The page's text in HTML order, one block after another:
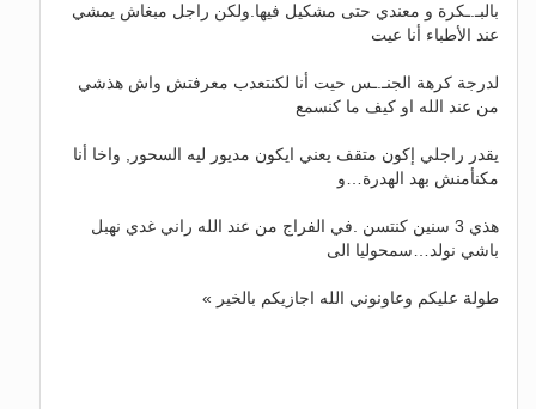
بالبـ.ـكرة و معندي حتى مشكيل فيها.ولكن راجل مبغاش يمشي
عند الأطباء أنا عيت
لدرجة كرهة الجنـ.ـس حيت أنا لكنتعدب معرفتش واش هذشي
من عند الله او كيف ما كنسمع
يقدر راجلي إكون متقف يعني ايكون مديور ليه السحور, واخا أنا
مكنأمنش بهد الهدرة…و
هذي 3 سنين كنتسن .في الفراج من عند الله راني غدي نهبل
باشي نولد…سمحوليا الى
طولة عليكم وعاونوني الله اجازيكم بالخير »